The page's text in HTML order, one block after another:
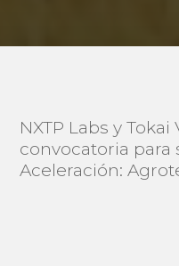
NXTP Labs y
convocatoria para
Aceleración: